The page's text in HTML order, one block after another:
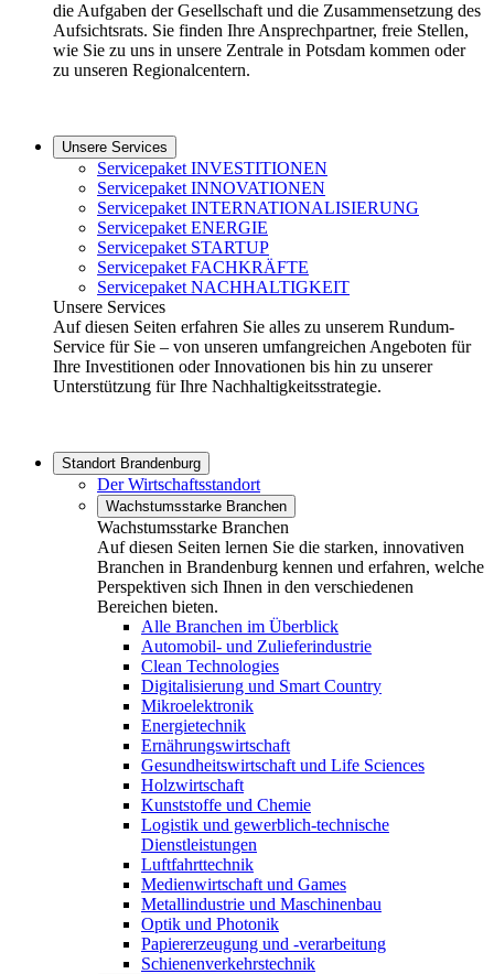
die Aufgaben der Gesellschaft und die Zusammensetzung des
Aufsichtsrats. Sie finden Ihre Ansprechpartner, freie Stellen,
wie Sie zu uns in unsere Zentrale in Potsdam kommen oder
zu unseren Regionalcentern.
Unsere Services
Servicepaket INVESTITIONEN
Servicepaket INNOVATIONEN
Servicepaket INTERNATIONALISIERUNG
Servicepaket ENERGIE
Servicepaket STARTUP
Servicepaket FACHKRÄFTE
Servicepaket NACHHALTIGKEIT
Unsere Services
Auf diesen Seiten erfahren Sie alles zu unserem Rundum-
Service für Sie – von unseren umfangreichen Angeboten für
Ihre Investitionen oder Innovationen bis hin zu unserer
Unterstützung für Ihre Nachhaltigkeitsstrategie.
Standort Brandenburg
Der Wirtschaftsstandort
Wachstumsstarke Branchen
Wachstumsstarke Branchen
Auf diesen Seiten lernen Sie die starken, innovativen
Branchen in Brandenburg kennen und erfahren, welche
Perspektiven sich Ihnen in den verschiedenen
Bereichen bieten.
Alle Branchen im Überblick
Automobil- und Zulieferindustrie
Clean Technologies
Digitalisierung und Smart Country
Mikroelektronik
Energietechnik
Ernährungswirtschaft
Gesundheitswirtschaft und Life Sciences
Holzwirtschaft
Kunststoffe und Chemie
Logistik und gewerblich-technische
Dienstleistungen
Luftfahrttechnik
Medienwirtschaft und Games
Metallindustrie und Maschinenbau
Optik und Photonik
Papiererzeugung und -verarbeitung
Schienenverkehrstechnik